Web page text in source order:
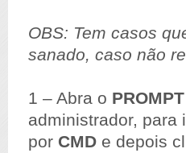
OBS: Tem casos
sanado, caso não
1 – Abra o
administrador, para
por CMD e depois